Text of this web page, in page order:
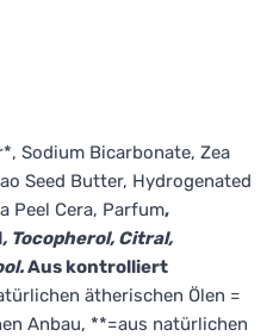
Sodium Bicarbonate, Zea
Seed Butter, Hydrogenated
Peel Cera, Parfum,
, Tocopherol, Citral,
.Aus kontrolliert
ätherischen Ölen =
Anbau, **=aus natürlichen